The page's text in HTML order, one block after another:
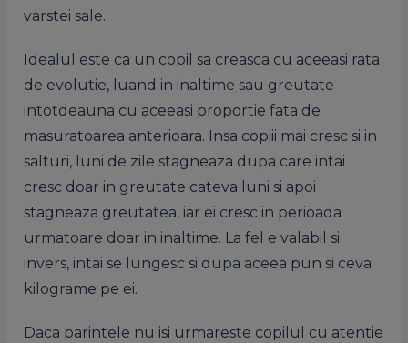
varstei sale.
Idealul este ca un copil sa creasca cu aceeasi rata
de evolutie, luand in inaltime sau greutate
intotdeauna cu aceeasi proportie fata de
masuratoarea anterioara. Insa copiii mai cresc si in
salturi, luni de zile stagneaza dupa care intai
cresc doar in greutate cateva luni si apoi
stagneaza greutatea, iar ei cresc in perioada
urmatoare doar in inaltime. La fel e valabil si
invers, intai se lungesc si dupa aceea pun si ceva
kilograme pe ei.
Daca parintele nu isi urmareste copilul cu atentie